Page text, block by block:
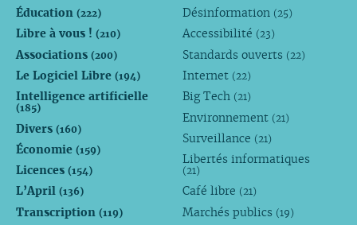
Éducation (222)
Libre à vous ! (210)
Associations (200)
Le Logiciel Libre (194)
Intelligence artificielle
(185)
Divers (160)
Économie (159)
Licences (154)
L’April (136)
Transcription (119)
Désinformation (25)
Accessibilité (23)
Standards ouverts (22)
Internet (22)
Big Tech (21)
Environnement (21)
Surveillance (21)
Libertés informatiques
(21)
Café libre (21)
Marchés publics (19)